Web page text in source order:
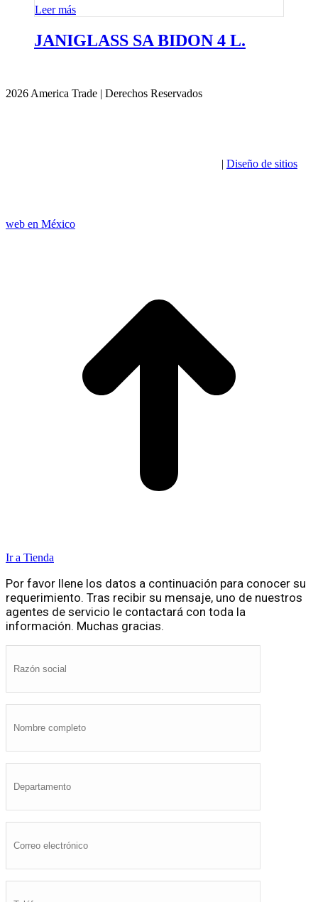
Leer más
JANIGLASS SA BIDON 4 L.
2026 America Trade | Derechos Reservados
| Diseño de sitios
web en México
Ir a Tienda
Por favor llene los datos a continuación para conocer su
requerimiento. Tras recibir su mensaje, uno de nuestros
agentes de servicio le contactará con toda la
información. Muchas gracias.